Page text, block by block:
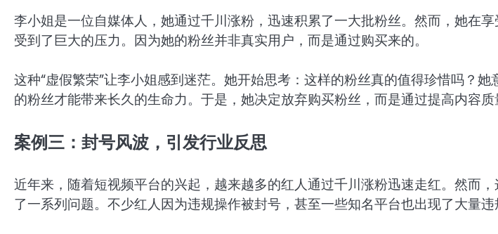
李小姐是一位自媒体人，她通过千川涨粉，迅速积累了一大批粉丝。然而，她在
受到了巨大的压力。因为她的粉丝并非真实用户，而是通过购买来的。
这种“虚假繁荣”让李小姐感到迷茫。她开始思考：这样的粉丝真的值得珍惜吗？
的粉丝才能带来长久的生命力。于是，她决定放弃购买粉丝，而是通过提高内容质
案例三：封号风波，引发行业反思
近年来，随着短视频平台的兴起，越来越多的红人通过千川涨粉迅速走红。然而
了一系列问题。不少红人因为违规操作被封号，甚至一些知名平台也出现了大量违